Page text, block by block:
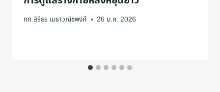
กภ.สิรีธร เมธาวณิชพงศ์ 26 ม.ค. 2026